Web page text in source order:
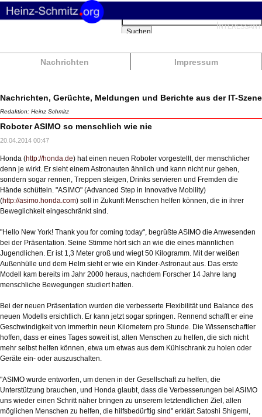
Nachrichten Impressum
Suchbegriffe
Suchen
Nachrichten, Gerüchte, Meldungen und Berichte aus der IT-Szene
Redaktion: Heinz Schmitz
Roboter ASIMO so menschlich wie nie
20.04.2014 00:47
Honda (http://honda.de) hat einen neuen Roboter vorgestellt, der menschlicher
denn je wirkt. Er sieht einem Astronauten ähnlich und kann nicht nur gehen,
sondern sogar rennen, Treppen steigen, Drinks servieren und Fremden die
Hände schütteln. "ASIMO" (Advanced Step in Innovative Mobility)
(http://asimo.honda.com) soll in Zukunft Menschen helfen können, die in ihrer
Beweglichkeit eingeschränkt sind.
"Hello New York! Thank you for coming today", begrüßte ASIMO die Anwesenden
bei der Präsentation. Seine Stimme hört sich an wie die eines männlichen
Jugendlichen. Er ist 1,3 Meter groß und wiegt 50 Kilogramm. Mit der weißen
Außenhülle und dem Helm sieht er wie ein Kinder-Astronaut aus. Das erste
Modell kam bereits im Jahr 2000 heraus, nachdem Forscher 14 Jahre lang
menschliche Bewegungen studiert hatten.
Bei der neuen Präsentation wurden die verbesserte Flexibilität und Balance des
neuen Modells ersichtlich. Er kann jetzt sogar springen. Rennend schafft er eine
Geschwindigkeit von immerhin neun Kilometern pro Stunde. Die Wissenschaftler
hoffen, dass er eines Tages soweit ist, alten Menschen zu helfen, die sich nicht
mehr selbst helfen können, etwa um etwas aus dem Kühlschrank zu holen oder
Geräte ein- oder auszuschalten.
"ASIMO wurde entworfen, um denen in der Gesellschaft zu helfen, die
Unterstützung brauchen, und Honda glaubt, dass die Verbesserungen bei ASIMO
uns wieder einen Schritt näher bringen zu unserem letztendlichen Ziel, allen
möglichen Menschen zu helfen, die hilfsbedürftig sind" erklärt Satoshi Shigemi,